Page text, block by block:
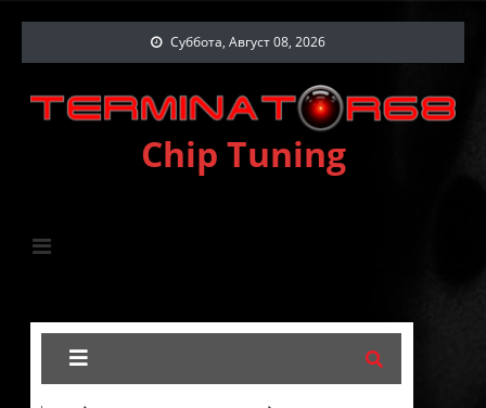
Суббота, Август 08, 2026
Chip Tuning